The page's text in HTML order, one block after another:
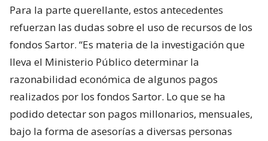
Para la parte querellante, estos antecedentes
refuerzan las dudas sobre el uso de recursos de los
fondos Sartor. “Es materia de la investigación que
lleva el Ministerio Público determinar la
razonabilidad económica de algunos pagos
realizados por los fondos Sartor. Lo que se ha
podido detectar son pagos millonarios, mensuales,
bajo la forma de asesorías a diversas personas